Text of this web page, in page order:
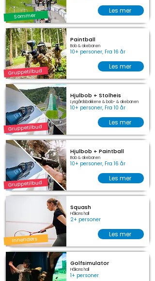
Sommer
Les mer
Gruppetilbud
Paintball
Bob & akebanen
10+ personer, Fra 16 år
Les mer
Gruppetilbud
Hjulbob + Stolheis
Lysgårdsbakkene & bob- & akebanen
10+ personer, Fra 10 år
Les mer
Gruppetilbud
Hjulbob + Paintball
Bob & akebanen
10+ personer, Fra 16 år
Les mer
Innendørs
Squash
Håkons hall
2+ personer
Les mer
Golfsimulator
Håkons hall
1+ personer